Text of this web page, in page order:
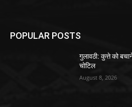
POPULAR POSTS
गुलावठी: कुत्ते को
चोटिल
August 8, 2026